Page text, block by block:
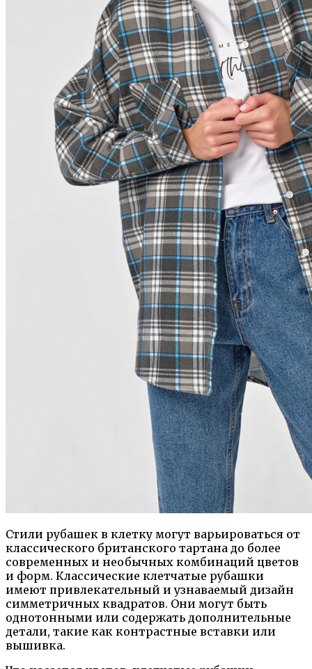
Стили рубашек в клетку могут варьироваться от
классического британского тартана до более
современных и необычных комбинаций цветов
и форм. Классические клетчатые рубашки
имеют привлекательный и узнаваемый дизайн
симметричных квадратов. Они могут быть
однотонными или содержать дополнительные
детали, такие как контрастные вставки или
вышивка.